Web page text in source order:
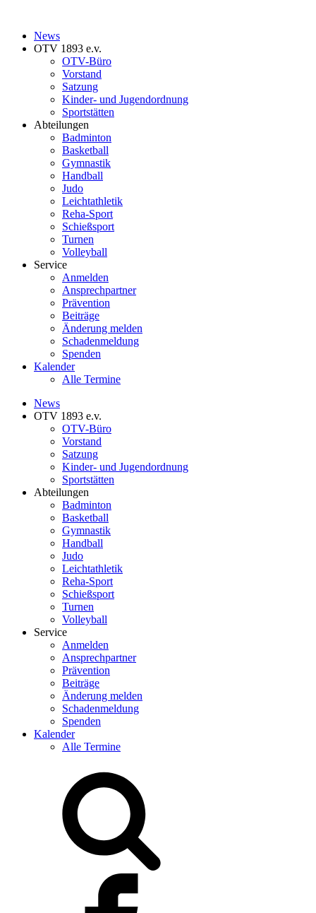
News
OTV 1893 e.v.
OTV-Büro
Vorstand
Satzung
Kinder- und Jugendordnung
Sportstätten
Abteilungen
Badminton
Basketball
Gymnastik
Handball
Judo
Leichtathletik
Reha-Sport
Schießsport
Turnen
Volleyball
Service
Anmelden
Ansprechpartner
Prävention
Beiträge
Änderung melden
Schadenmeldung
Spenden
Kalender
Alle Termine
News
OTV 1893 e.v.
OTV-Büro
Vorstand
Satzung
Kinder- und Jugendordnung
Sportstätten
Abteilungen
Badminton
Basketball
Gymnastik
Handball
Judo
Leichtathletik
Reha-Sport
Schießsport
Turnen
Volleyball
Service
Anmelden
Ansprechpartner
Prävention
Beiträge
Änderung melden
Schadenmeldung
Spenden
Kalender
Alle Termine